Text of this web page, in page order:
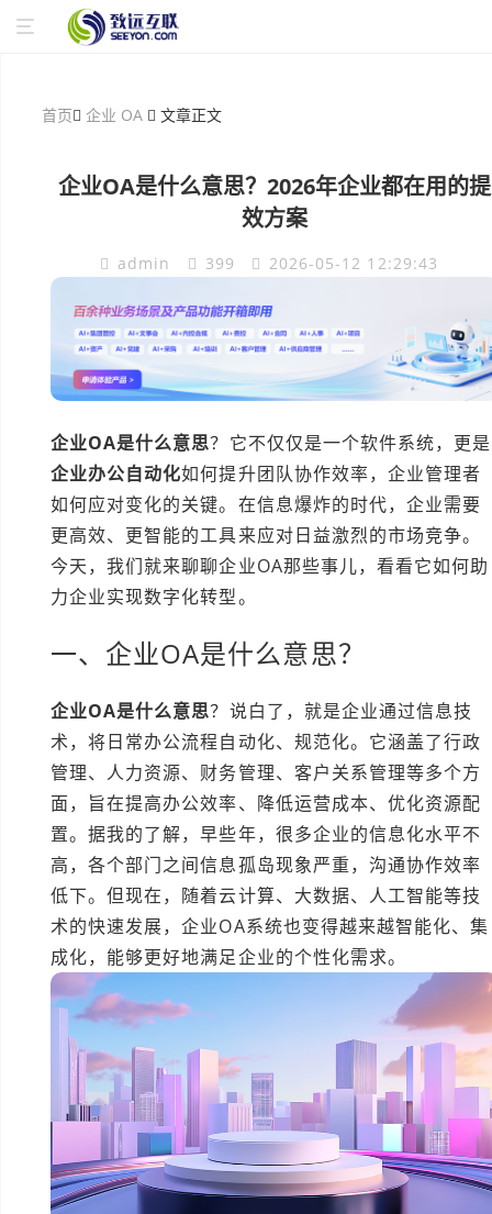
首页 企业 OA 文章正文
企业OA是什么意思？2026年企业都在用的提
效方案
admin 399 2026-05-12 12:29:43
企业OA是什么意思？它不仅仅是一个软件系统，更是
企业办公自动化如何提升团队协作效率，企业管理者
如何应对变化的关键。在信息爆炸的时代，企业需要
更高效、更智能的工具来应对日益激烈的市场竞争。
今天，我们就来聊聊企业OA那些事儿，看看它如何助
力企业实现数字化转型。
一、企业OA是什么意思？
企业OA是什么意思？说白了，就是企业通过信息技
术，将日常办公流程自动化、规范化。它涵盖了行政
管理、人力资源、财务管理、客户关系管理等多个方
面，旨在提高办公效率、降低运营成本、优化资源配
置。据我的了解，早些年，很多企业的信息化水平不
高，各个部门之间信息孤岛现象严重，沟通协作效率
低下。但现在，随着云计算、大数据、人工智能等技
术的快速发展，企业OA系统也变得越来越智能化、集
成化，能够更好地满足企业的个性化需求。